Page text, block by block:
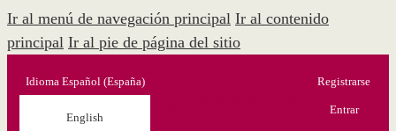
Ir al menú de navegación principal Ir al contenido
principal Ir al pie de página del sitio
Idioma Español (España)
English
Registrarse
Entrar